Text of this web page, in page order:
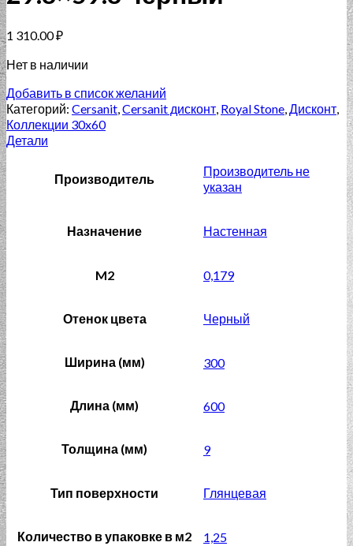
1 310.00₽
Нет в наличии
Добавить в список желаний
Категорий: Cersanit,Cersanit дисконт, Royal Stone,Дисконт,
Коллекции 30x60
Детали
Производитель
Производитель не
указан
Назначение Настенная
M2 0,179
Отенок цвета Черный
Ширина (мм) 300
Длина (мм) 600
Толщина (мм) 9
Тип поверхности Глянцевая
Количество в упаковке в м2 1,25